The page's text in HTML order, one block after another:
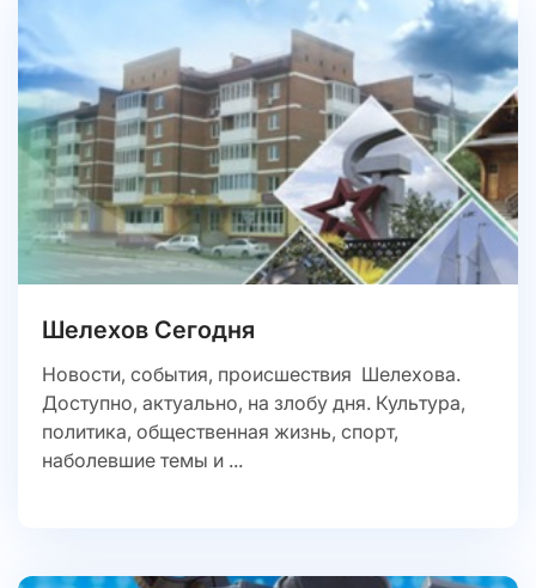
Шелехов Сегодня
Новости, события, происшествия Шелехова.
Доступно, актуально, на злобу дня. Культура,
политика, общественная жизнь, спорт,
наболевшие темы и ...